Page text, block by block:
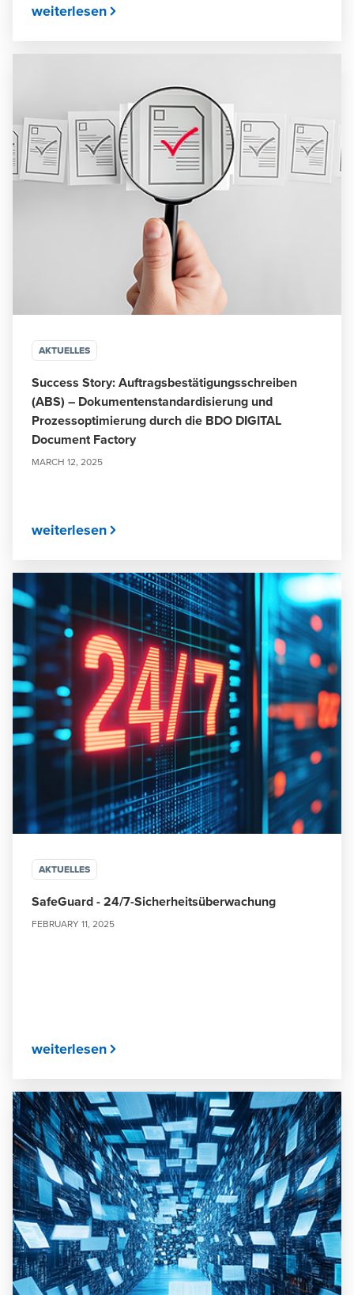
weiterlesen
AKTUELLES
Success Story: Auftragsbestätigungsschreiben
(ABS) – Dokumentenstandardisierung und
Prozessoptimierung durch die BDO DIGITAL
Document Factory
MARCH 12, 2025
weiterlesen
AKTUELLES
SafeGuard - 24/7-Sicherheitsüberwachung
FEBRUARY 11, 2025
weiterlesen